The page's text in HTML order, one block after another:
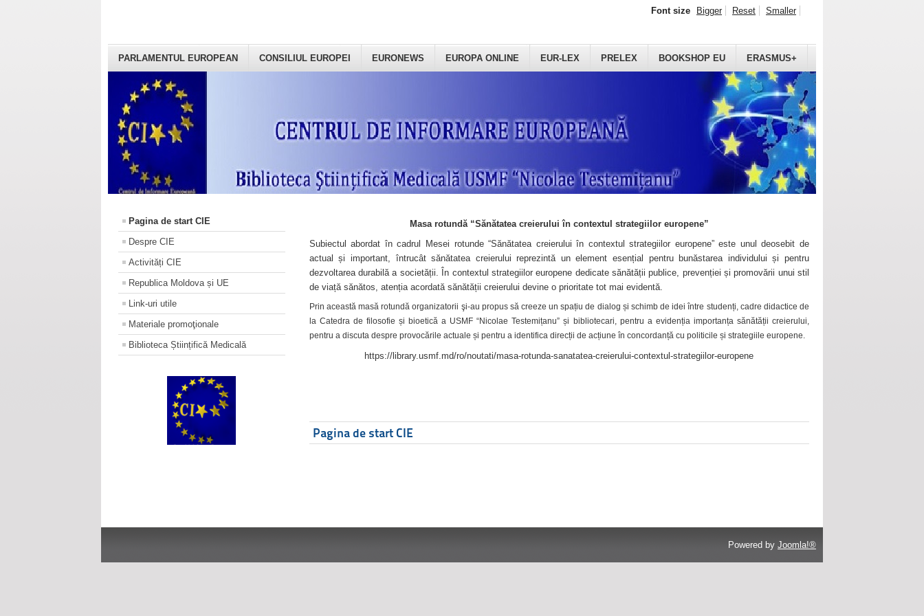
PARLAMENTUL EUROPEAN CONSILIUL EUROPEI EURONEWS EUROPA ONLINE EUR-LEX PRELEX BOOKSHOP EU ERASMUS+
Font size Bigger Reset Smaller
Pagina de start CIE
Despre CIE
Activități CIE
Republica Moldova și UE
Link-uri utile
Materiale promoţionale
Biblioteca Științifică Medicală
Masa rotundă “Sănătatea creierului în contextul strategiilor europene”
Subiectul abordat în cadrul Mesei rotunde “Sănătatea creierului în contextul strategiilor europene” este unul deosebit de
actual și important, întrucât sănătatea creierului reprezintă un element esențial pentru bunăstarea individului și pentru
dezvoltarea durabilă a societății. În contextul strategiilor europene dedicate sănătății publice, prevenției și promovării unui stil
de viață sănătos, atenția acordată sănătății creierului devine o prioritate tot mai evidentă.
Prin această masă rotundă organizatorii şi-au propus să creeze un spațiu de dialog și schimb de idei între studenți, cadre didactice de
la Catedra de filosofie și bioetică a USMF “Nicolae Testemițanu” și bibliotecari, pentru a evidenția importanța sănătății creierului,
pentru a discuta despre provocările actuale și pentru a identifica direcții de acțiune în concordanță cu politicile și strategiile europene.
https://library.usmf.md/ro/noutati/masa-rotunda-sanatatea-creierului-contextul-strategiilor-europene
Pagina de start CIE
Powered by Joomla!®